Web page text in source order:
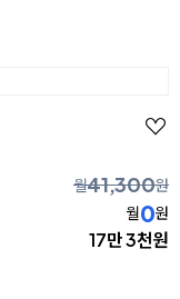
월41,300원
월0원
17만 3천원